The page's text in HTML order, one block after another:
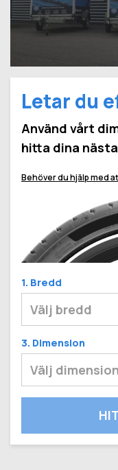
Letar du
Använd vårt
hitta dina
Behöver du hjälp med
1. Bredd
3. Dimension